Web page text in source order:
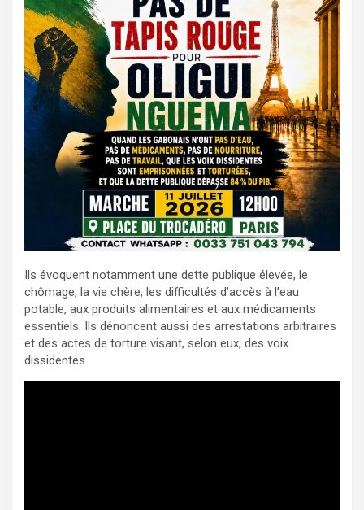
Ils évoquent notamment une dette publique élevée, le
chômage, la vie chère, les difficultés d’accès à l’eau
potable, aux produits alimentaires et aux médicaments
essentiels. Ils dénoncent aussi des arrestations arbitraires
et des actes de torture visant, selon eux, des voix
dissidentes.